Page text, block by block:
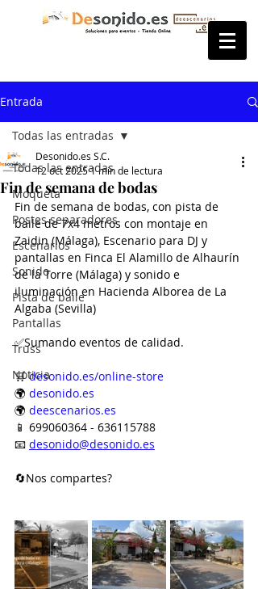
Entrada
Todas las entradas
Moqueta
Postes separadores
Escenarios
Sonido
Pista de baile
Pantallas
Truss
Noticia
Todas las entradas
Fin de semana de bodas
Desonido.es S.C.
12 oct 20251 min de lectura
Fin de semana de bodas, con pista de
baile de 7x4 metros con montaje en
Zaidin (Málaga), Escenario para DJ y
pantallas en Finca El Alamillo de Alhaurín
de la Torre (Málaga) y sonido e
iluminación en Hacienda Alborea de La
Algaba (Sevilla)
✅Sumando eventos de calidad.
🛒 desonido.es/online-store
🌍 desonido.es
🌍 deescenarios.es
📱 699060364 - 636115788
📧 desonido@desonido.es
🔄Nos compartes?